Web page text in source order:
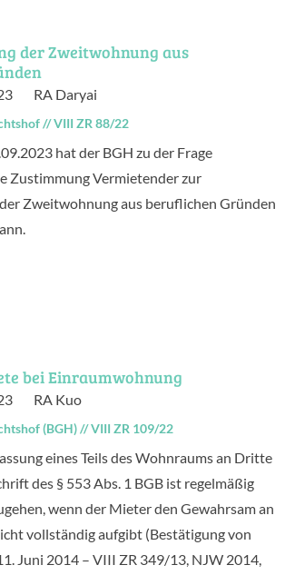
der Zweitwohnung aus
RA Daryai
//VIII ZR 88/22
hat der BGH zu der Frage
Zustimmung Vermietender zur
Zweitwohnung aus beruflichen Gründen
bei Einraumwohnung
RA Kuo
(BGH)//VIII ZR 109/22
eines Teils des Wohnraums an Dritte
des § 553 Abs. 1 BGB ist regelmäßig
wenn der Mieter den Gewahrsam an
vollständig aufgibt (Bestätigung von
Juni 2014 – VIII ZR 349/13, NJW 2014,